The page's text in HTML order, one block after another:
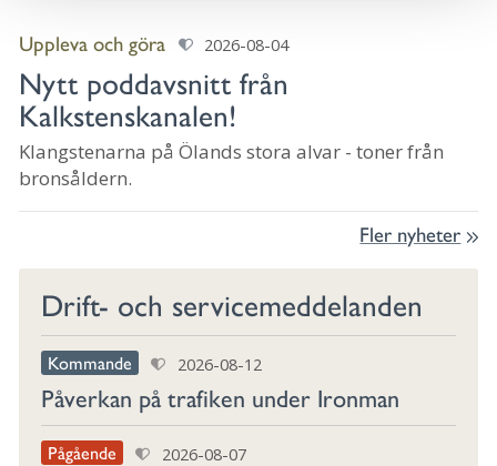
Uppleva och göra 2026-08-04
Nytt poddavsnitt från
Kalkstenskanalen!
Klangstenarna på Ölands stora alvar - toner från
bronsåldern.
Fler nyheter
Drift- och service­meddelanden
Kommande 2026-08-12
Påverkan på trafiken under Ironman
Pågående 2026-08-07